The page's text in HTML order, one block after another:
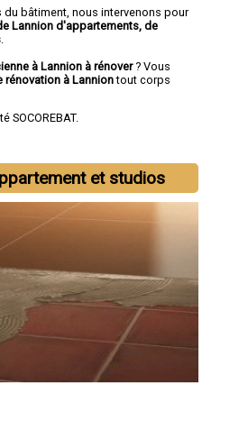
bâtiment, nous intervenons pour
Lannion d'appartements, de
à Lannion à rénover? Vous
rénovation à Lanniontout corps
SOCOREBAT.
et studios